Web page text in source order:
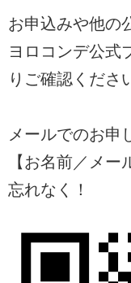
お申込みや他の
ヨロコンデ公式
りご確認くださ
メールでのお申
【お名前／メ
忘れなく！